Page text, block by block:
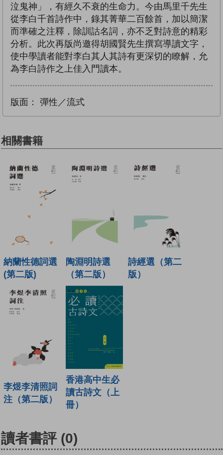
泣鬼神」，有經久不衰的生命力。今由馬里千先生
從李白千首詩作中，錄其菁華二百餘首，加以簡潔
而準確之注釋，除訓詁名詞，亦不乏對詩意的精彩
分析。此次再版尚邀得胡國賢先生撰寫導讀文字，
使中學讀者能對李白其人其詩有更深切的瞭解，允
為李白詩作之上佳入門讀本。
版面： 彈性／流式
相關書籍
納蘭性德詞選
(第二版)
陶淵明詩選
（第二版）
詩經選（第二
版）
李煜李清照詞
注（第二版）
香港高中生必
讀古詩文（上
冊）
讀者書評 (0)